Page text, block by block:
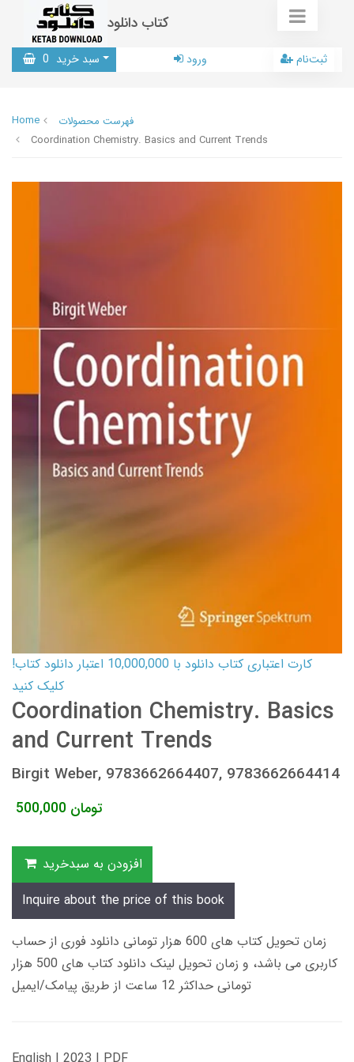
کتاب دانلود
سبد خرید 0 ورود ثبت‌نام
Home
فهرست محصولات
Coordination Chemistry. Basics and Current Trends
کارت اعتباری کتاب دانلود با 10,000,000 اعتبار دانلود کتاب!
کلیک کنید
Coordination Chemistry. Basics
and Current Trends
Birgit Weber, 9783662664407, 9783662664414
500,000 تومان
افزودن به سبدخرید
Inquire about the price of this book
زمان تحویل کتاب های 600 هزار تومانی دانلود فوری از حساب
کاربری می باشد، و زمان تحویل لینک دانلود کتاب های 500 هزار
تومانی حداکثر 12 ساعت از طریق پیامک/ایمیل